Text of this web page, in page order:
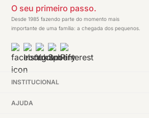
O seu primeiro passo.
Desde 1985 fazendo parte do momento mais
importante de uma família: a chegada dos pequenos.
INSTITUCIONAL
AJUDA